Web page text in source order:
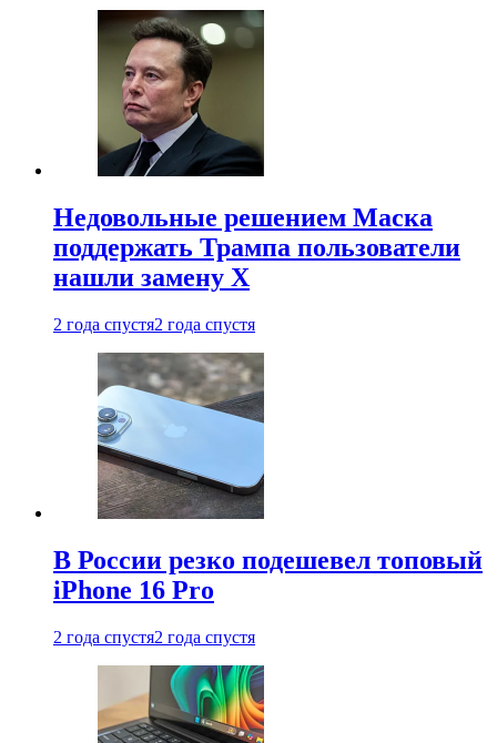
Недовольные решением Маска
поддержать Трампа пользователи
нашли замену X
2 года спустя2 года спустя
В России резко подешевел топовый
iPhone 16 Pro
2 года спустя2 года спустя